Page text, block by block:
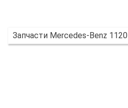
Запчасти Mercedes-Benz 1120